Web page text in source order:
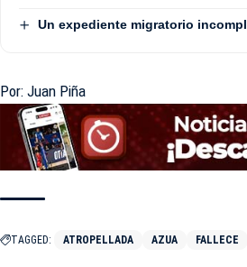
Un expediente migratorio
Por: Juan Piña
TAGGED: ATROPELLADA AZUA FALLECE